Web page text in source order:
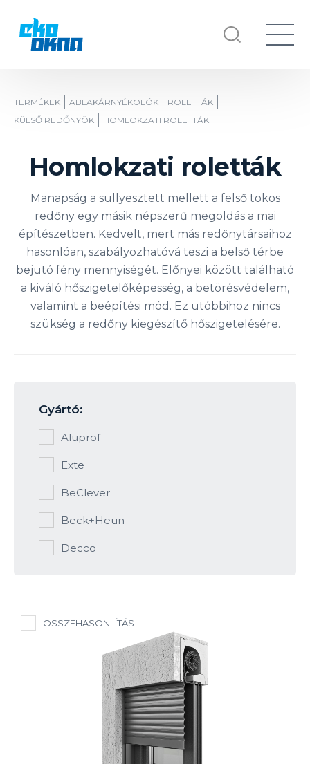
TERMÉKEK ABLAKÁRNYÉKOLÓK
ROLETTÁK
KÜLSŐ REDŐNYÖK
HOMLOKZATI ROLETTÁK
Homlokzati roletták
Manapság a süllyesztett mellett a felső tokos
redőny egy másik népszerű megoldás a mai
építészetben. Kedvelt, mert más redőnytársaihoz
hasonlóan, szabályozhatóvá teszi a belső térbe
bejutó fény mennyiségét. Előnyei között található
a kiváló hőszigetelőképesség, a betörésvédelem,
valamint a beépítési mód. Ez utóbbihoz nincs
szükség a redőny kiegészítő hőszigetelésére.
Gyártó:
Aluprof
Exte
BeClever
Beck+Heun
Decco
ÖSSZEHASONLÍTÁS